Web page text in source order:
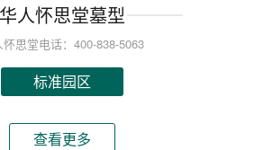
华人怀思堂墓型
怀思堂电话：400-838-5063
标准园区
查看更多